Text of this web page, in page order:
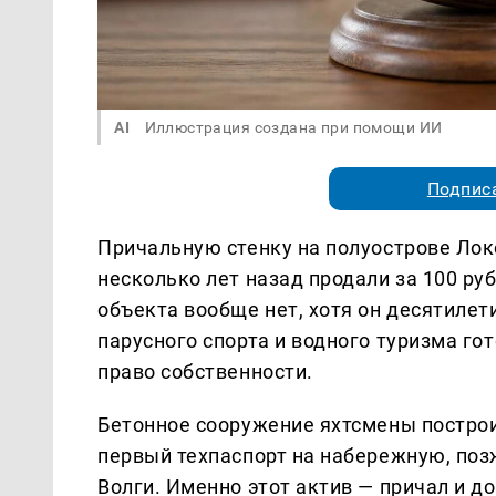
AI Иллюстрация создана при помощи ИИ
Причальную стенку на полуострове
несколько лет назад продали за 100
объекта вообще нет, хотя он
парусного спорта и водного туризма
право собственности.
Бетонное сооружение яхтсмены
первый техпаспорт на набережную,
Волги. Именно этот актив — причал и